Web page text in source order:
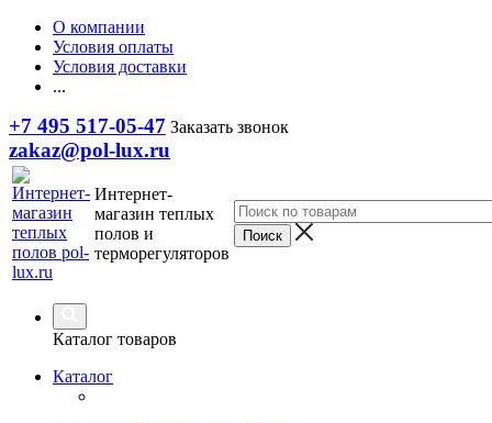
О компании
Условия оплаты
Условия доставки
...
+7 495 517-05-47 Заказать звонок
zakaz@pol-lux.ru
Интернет-
магазин теплых
полов и
терморегуляторов
Каталог товаров
Каталог